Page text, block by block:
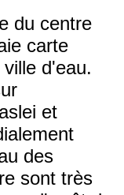
du centre
carte
d'eau.
et
des
sont très